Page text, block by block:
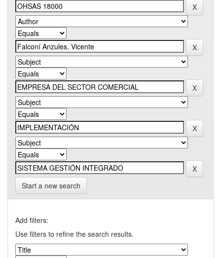
Start a new search
Add filters:
Use filters to refine the search results.